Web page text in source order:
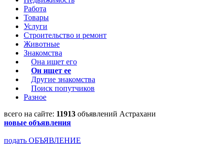
Работа
Товары
Услуги
Строительство и ремонт
Животные
Знакомства
Она ищет его
Он ищет ее
Другие знакомства
Поиск попутчиков
Разное
всего на сайте: 11913 объявлений Астрахани
новые объявления
подать ОБЪЯВЛЕНИЕ